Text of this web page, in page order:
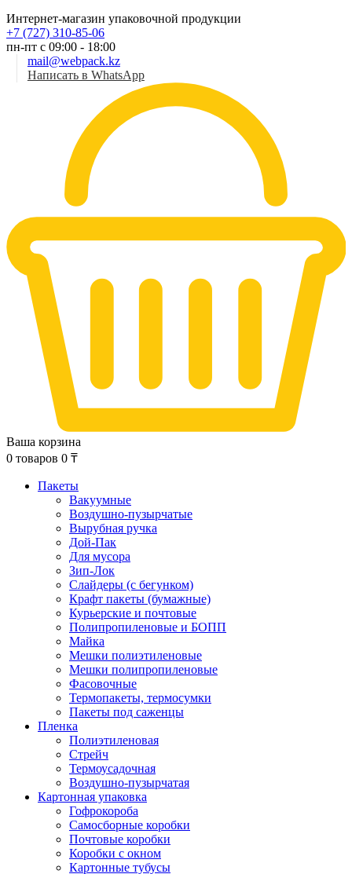
Интернет-магазин упаковочной продукции
+7 (727) 310-85-06
пн-пт с 09:00 - 18:00
mail@webpack.kz
Написать в WhatsApp
Ваша корзина
0 товаров 0 ₸
Пакеты
Вакуумные
Воздушно-пузырчатые
Вырубная ручка
Дой-Пак
Для мусора
Зип-Лок
Слайдеры (с бегунком)
Крафт пакеты (бумажные)
Курьерские и почтовые
Полипропиленовые и БОПП
Майка
Мешки полиэтиленовые
Мешки полипропиленовые
Фасовочные
Термопакеты, термосумки
Пакеты под саженцы
Пленка
Полиэтиленовая
Стрейч
Термоусадочная
Воздушно-пузырчатая
Картонная упаковка
Гофрокороба
Самосборные коробки
Почтовые коробки
Коробки с окном
Картонные тубусы